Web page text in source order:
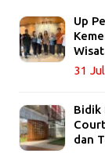
Up
31
Bidik
dan